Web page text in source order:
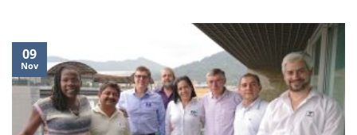
09
Nov